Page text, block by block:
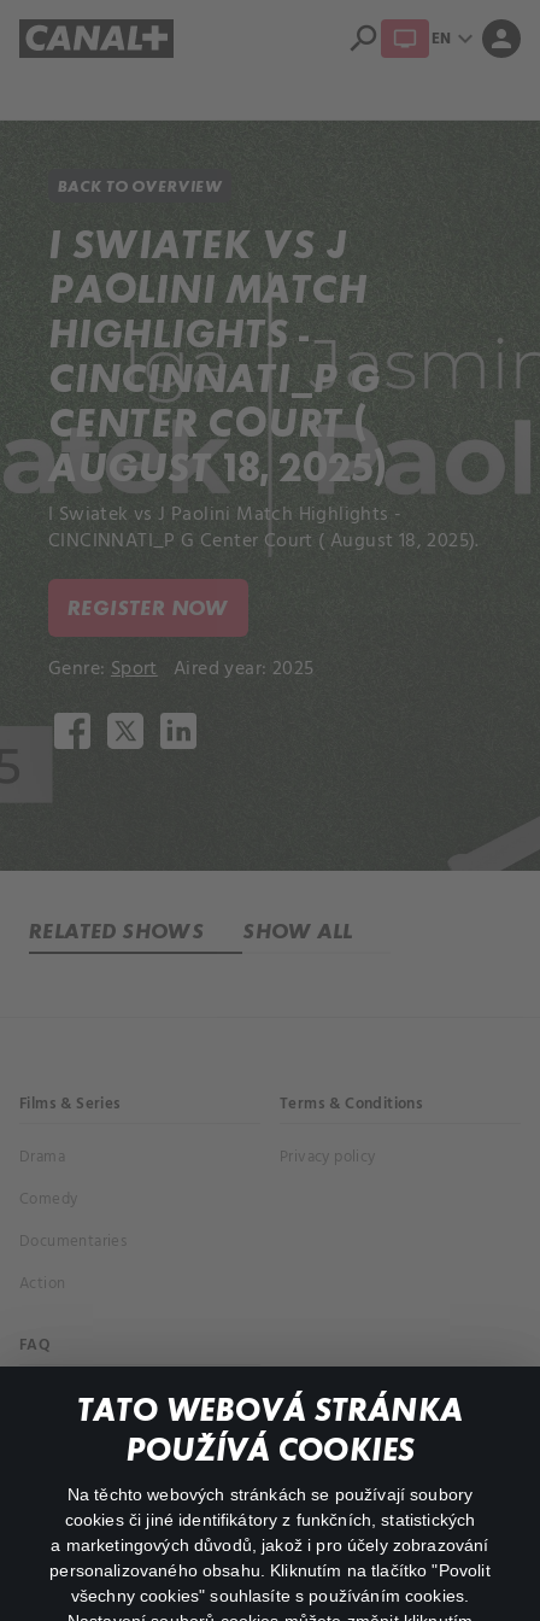
TATO WEBOVÁ STRÁNKA
POUŽÍVÁ COOKIES
Na těchto webových stránkách se používají soubory
cookies či jiné identifikátory z funkčních, statistických
a marketingových důvodů, jakož i pro účely zobrazování
personalizovaného obsahu. Kliknutím na tlačítko "Povolit
všechny cookies" souhlasíte s používáním cookies.
search EN expand_more person
BACK TO OVERVIEW
I SWIATEK VS J
PAOLINI MATCH
HIGHLIGHTS -
CINCINNATI_P G
CENTER COURT (
AUGUST 18, 2025)
I Swiatek vs J Paolini Match Highlights -
CINCINNATI_P G Center Court ( August 18, 2025).
REGISTER NOW
Genre: Sport Aired year: 2025
RELATED SHOWS SHOW ALL
Films & Series
Drama
Comedy
Documentaries
Action
Terms & Conditions
Privacy policy
FAQ
My profile
facebookinstagram
youtube